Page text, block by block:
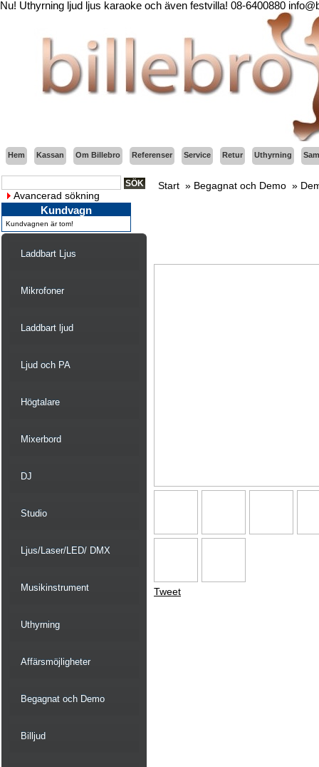
Nu! Uthyrning ljud ljus karaoke och även festvilla! 08-6400880
Hem Kassan Om Billebro Referenser Service Retur Uthyrning
Avancerad sökning
Kundvagn
Kundvagnen är tom!
Laddbart Ljus
Mikrofoner
Laddbart ljud
Ljud och PA
Högtalare
Mixerbord
DJ
Studio
Ljus/Laser/LED/ DMX
Musikinstrument
Uthyrning
Affärsmöjligheter
Begagnat och Demo
Billjud
Start » Begagnat och Demo »
Tweet